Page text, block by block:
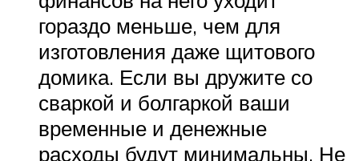
гораздо меньше, чем для
изготовления даже щитового
домика. Если вы дружите со
сваркой и болгаркой ваши
временные и денежные
расходы будут минимальны. Не